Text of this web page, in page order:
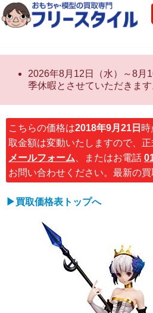
2026年8月12日（水）～8月
季休暇とさせていただきます
こちらの価格は2018年9月21日 時
取金額は変動いたしますので、
メールフォーム 、またはお電話
お問い合わせください。最新の
▶買取価格表トップへ